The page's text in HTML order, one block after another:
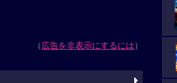
（広告を非表示にするには）